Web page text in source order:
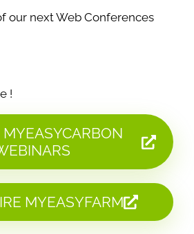
our next Web Conferences
!
MYEASYFARM